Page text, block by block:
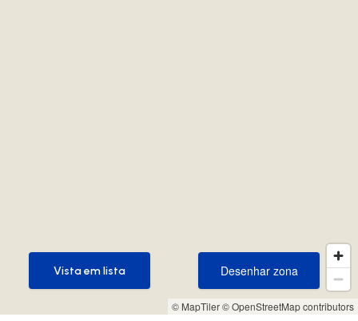
© MapTiler© OpenStreetMap contributors
Desenhar zona
Desenhar zona
Vista em lista
Vista em lista